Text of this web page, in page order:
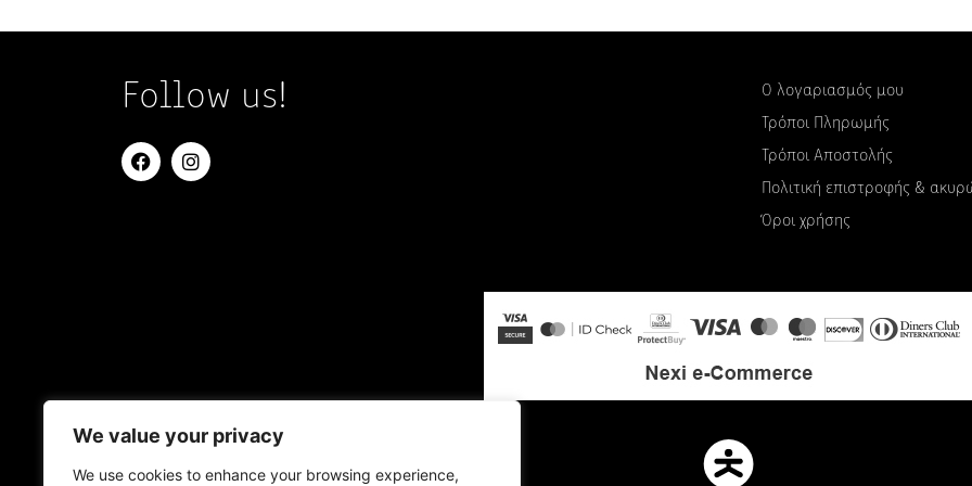
We value your privacy
We use cookies to enhance your browsing experience,
Follow us!
Ο λογαριασμός μου
Τρόποι Πληρωμής
Τρόποι Αποστολής
Πολιτική επιστροφής &
Όροι χρήσης